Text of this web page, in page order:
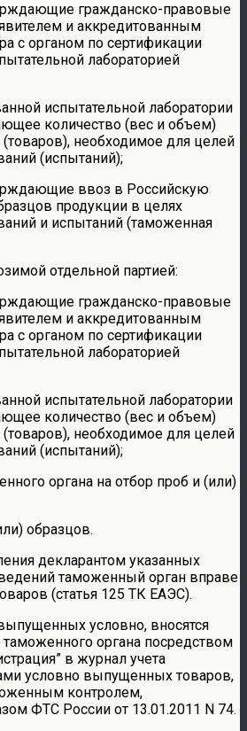
гражданско-правовые
и аккредитованным
с органом по сертификации
лабораторией
испытательной лаборатории
количество (вес и объем)
необходимое для целей
(испытаний);
ввоз в Российскую
продукции в целях
и испытаний (таможенная
отдельной партией:
гражданско-правовые
и аккредитованным
с органом по сертификации
лабораторией
испытательной лаборатории
количество (вес и объем)
необходимое для целей
(испытаний);
органа на отбор проб и (или)
образцов.
декларантом указанных
таможенный орган вправе
(статья 125 ТК ЕАЭС).
условно, вносятся
органа посредством
в журнал учета
условно выпущенных товаров,
контролем,
ФТС России от 13.01.2011 N 74.